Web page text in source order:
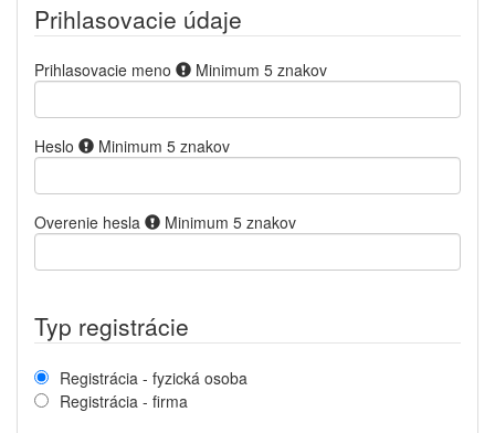
Prihlasovacie údaje
Prihlasovacie meno Minimum 5 znakov
Heslo Minimum 5 znakov
Overenie hesla Minimum 5 znakov
Typ registrácie
Registrácia - fyzická osoba
Registrácia - firma